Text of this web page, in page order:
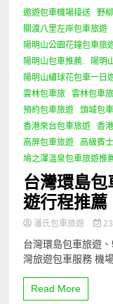
遨遊包車機場接送
野
關渡八里左岸包車旅遊
陽明山公園花鐘包車旅
陽明山包車推薦.
陽明
陽明山繡球花包車一日
雲林包車旅
雲林包車
預約包車旅遊
頭城包
香港來台包車旅遊
香
高屏包車旅遊
高級賓
鳩之澤溫泉包車旅遊推
台灣環島
遊行程推薦
潘氏包車旅遊
台灣環島包車旅遊
灣旅遊包車服務 機
Read More